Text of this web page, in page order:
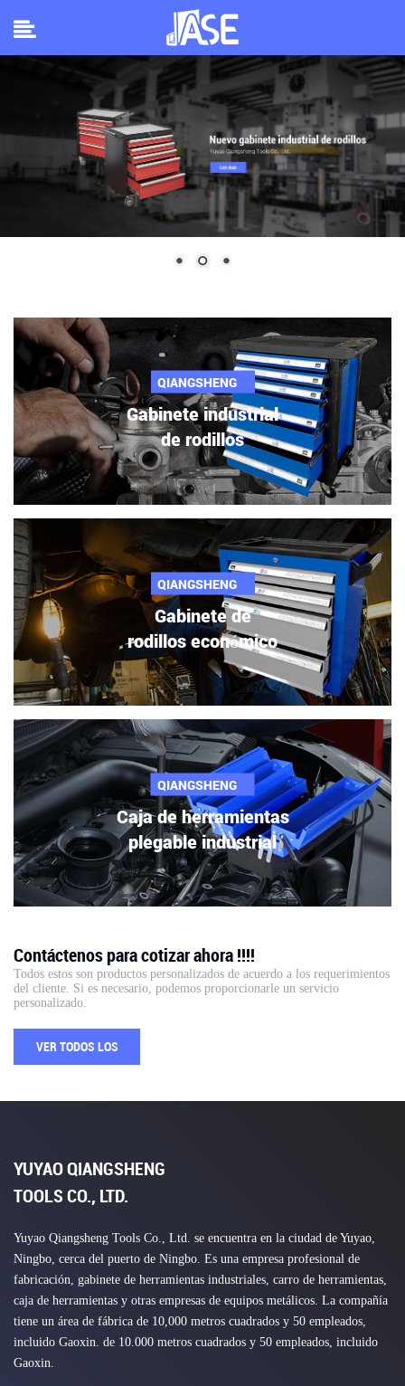
QIANGSHENG
Gabinete industrial
de rodillos
QIANGSHENG
Gabinete de
rodillos económico
QIANGSHENG
Caja de herramientas
plegable industrial
Contáctenos para cotizar ahora !!!!
Todos estos son productos personalizados de acuerdo a los requerimientos
del cliente. Si es necesario, podemos proporcionarle un servicio
personalizado.
VER TODOS LOS
YUYAO QIANGSHENG
TOOLS CO., LTD.
Yuyao Qiangsheng Tools Co., Ltd. se encuentra en la ciudad de Yuyao,
Ningbo, cerca del puerto de Ningbo. Es una empresa profesional de
fabricación, gabinete de herramientas industriales, carro de herramientas,
caja de herramientas y otras empresas de equipos metálicos. La compañía
tiene un área de fábrica de 10,000 metros cuadrados y 50 empleados,
incluido Gaoxin. de 10.000 metros cuadrados y 50 empleados, incluido
Gaoxin.